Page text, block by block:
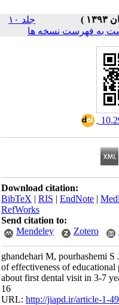
جلد ۱۰
به فهرست نسخه ها
Download citation:
BibTeX|RIS|EndNote|
RefWorks
Send citation to:
Mendeley
Zotero
ghandehari M, pourhashemi
of effectiveness of
about first dental visit in 3-7
16
URL:http://jiapd.ir/article-1-